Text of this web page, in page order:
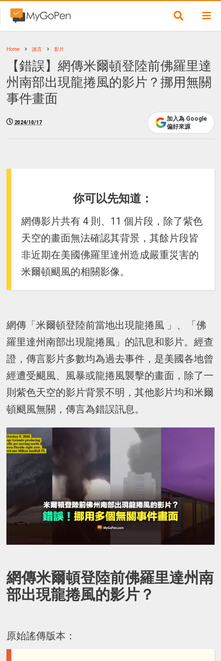
Home 謠言 影片
【錯誤】網傳米爾頓登陸前佛羅里達
州南部出現龍捲風的影片？挪用無關
事件畫面
2024/10/17
加入為 Google
偏好來源
你可以先知道：
網傳影片共有 4 則、11 個片段，除了紫色
天空的畫面無法確認其背景，其餘片段皆
非近期在美國佛羅里達州造成嚴重災害的
米爾頓颶風的相關影像。
網傳「米爾頓登陸前當地出現龍捲風 」、「佛
羅里達州南部出現龍捲風」的訊息和影片。經查
證，傳言影片多數均為過去事件，是美國各地曾
經遭受颶風、風暴或龍捲風襲擊的畫面，除了一
則紫色天空的影片背景不明，其他影片均和米爾
頓颶風無關，傳言為錯誤訊息。
網傳米爾頓登陸前佛羅里達州南
部出現龍捲風的影片？
原始謠傳版本：